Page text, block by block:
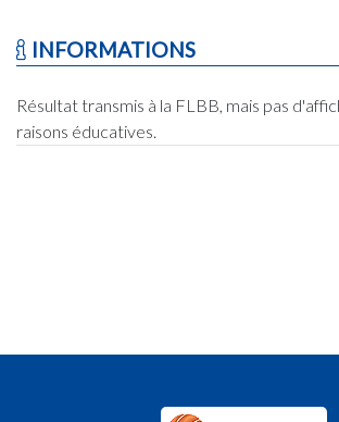
INFORMATIONS
Résultat transmis à la FLBB, mais pas
raisons éducatives.